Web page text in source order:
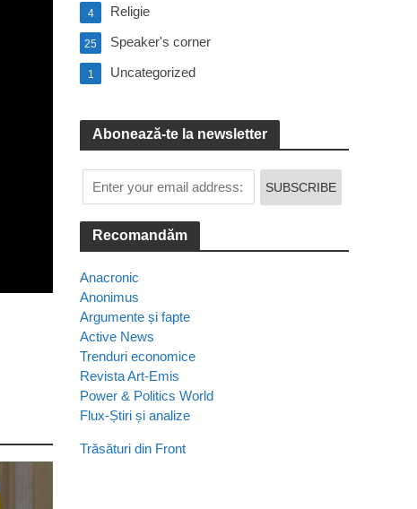
Religie
4
Speaker's corner
25
Uncategorized
1
Abonează-te la newsletter
Recomandăm
Anacronic
Anonimus
Argumente și fapte
Active News
Trenduri economice
Revista Art-Emis
Power & Politics World
Flux-Știri și analize
Trăsături din Front